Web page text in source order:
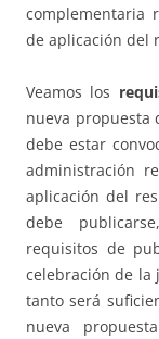
complementaria
de aplicación del
Veamos los
nueva propuesta
debe estar
administración
aplicación del
debe
requisitos de
celebración de la
tanto será
nueva